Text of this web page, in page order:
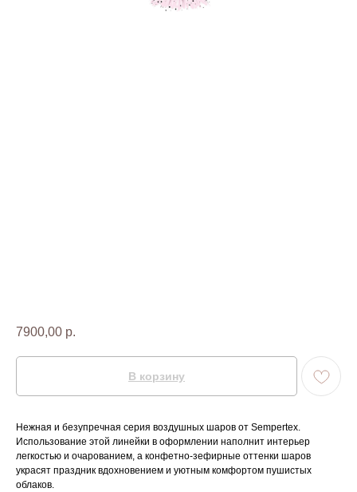
7900,00 р.
В корзину
Нежная и безупречная серия воздушных шаров от Sempertex.
Использование этой линейки в оформлении наполнит интерьер
легкостью и очарованием, а конфетно-зефирные оттенки шаров
украсят праздник вдохновением и уютным комфортом пушистых
облаков.